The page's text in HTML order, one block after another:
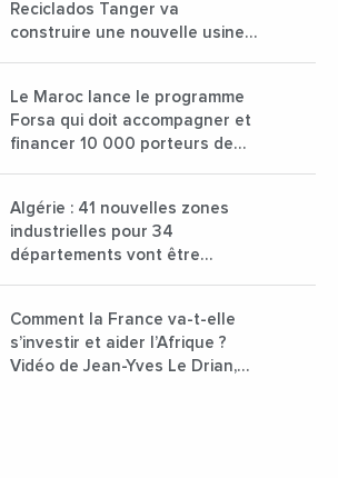
Reciclados Tanger va
construire une nouvelle usine
Le Maroc lance le programme
Forsa qui doit accompagner et
financer 10 000 porteurs de
Algérie : 41 nouvelles zones
industrielles pour 34
départements vont être
Comment la France va-t-elle
s’investir et aider l’Afrique ?
Vidéo de Jean-Yves Le Drian,